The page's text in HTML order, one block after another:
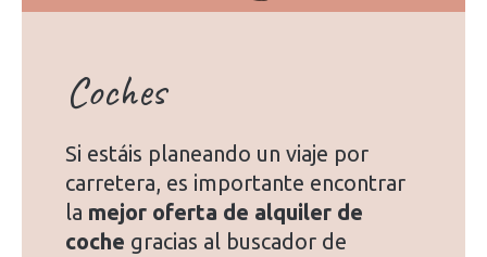
Coches
Si estáis planeando un viaje por
carretera, es importante encontrar
la mejor oferta de alquiler de
coche gracias al buscador de